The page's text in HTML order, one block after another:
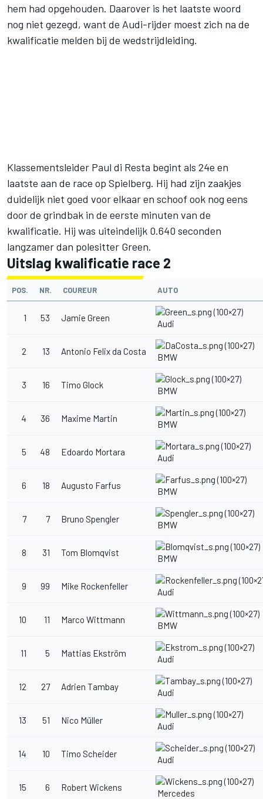
hem had opgehouden. Daarover is het laatste woord
nog niet gezegd, want de Audi-rijder moest zich na de
kwalificatie melden bij de wedstrijdleiding.
Klassementsleider Paul di Resta begint als 24e en
laatste aan de race op Spielberg. Hij had zijn zaakjes
duidelijk niet goed voor elkaar en schoof ook nog eens
door de grindbak in de eerste minuten van de
kwalificatie. Hij was uiteindelijk 0.640 seconden
langzamer dan polesitter Green.
Uitslag kwalificatie race 2
POS. NR. COUREUR AUTO
1 53 Jamie Green
Audi
2 13 Antonio Felix da Costa
BMW
3 16 Timo Glock
BMW
4 36 Maxime Martin
BMW
5 48 Edoardo Mortara
Audi
6 18 Augusto Farfus
BMW
7 7 Bruno Spengler
BMW
8 31 Tom Blomqvist
BMW
9 99 Mike Rockenfeller
Audi
10 11 Marco Wittmann
BMW
11 5 Mattias Ekström
Audi
12 27 Adrien Tambay
Audi
13 51 Nico Müller
Audi
14 10 Timo Scheider
Audi
15 6 Robert Wickens
Mercedes